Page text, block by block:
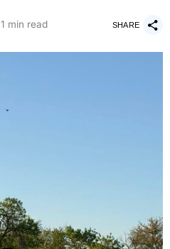
1 min read SHARE